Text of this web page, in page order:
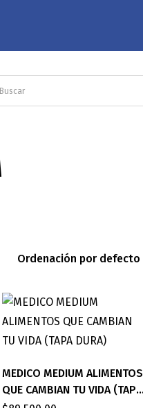
Ordenación por defecto
MEDICO MEDIUM ALIMENTOS
QUE CAMBIAN TU VIDA (TAPA